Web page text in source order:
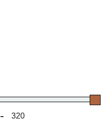
Minimum Price
-
Maximum Price